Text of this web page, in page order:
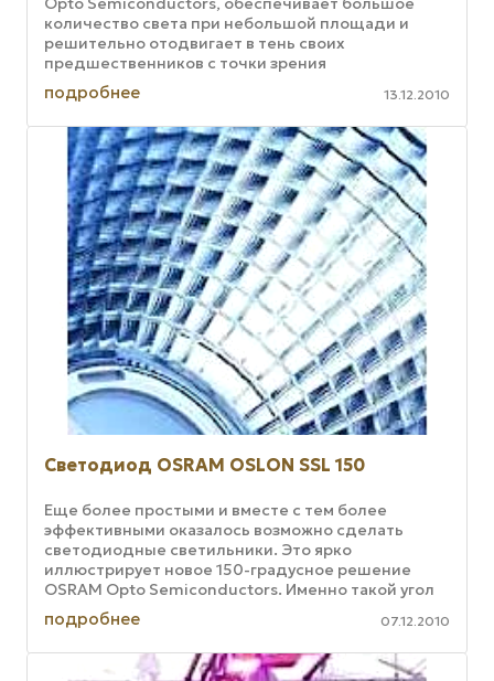
количество света при небольшой площади и
решительно отодвигает в тень своих
предшественников с точки зрения
эффективности. Впечатляющие яркость и
цветовую ...
подробнее 13.12.2010
Светодиод OSRAM OSLON SSL 150
Еще более простыми и вместе с тем более
эффективными оказалось возможно сделать
светодиодные светильники. Это ярко
иллюстрирует новое 150-градусное решение
OSRAM Opto Semiconductors. Именно такой угол
распространения лучей гарантирует источник
света ...
подробнее 07.12.2010